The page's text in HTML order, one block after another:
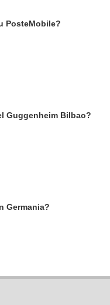
PosteMobile?
Guggenheim Bilbao?
Germania?